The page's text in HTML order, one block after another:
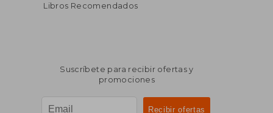
Libros Recomendados
Suscríbete para recibir ofertas y
promociones